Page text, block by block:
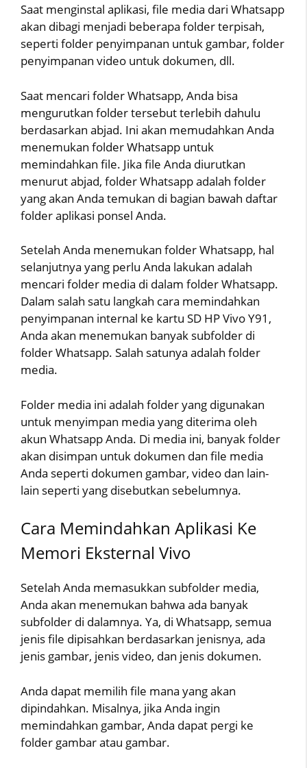
Saat menginstal aplikasi, file media dari Whatsapp
akan dibagi menjadi beberapa folder terpisah,
seperti folder penyimpanan untuk gambar, folder
penyimpanan video untuk dokumen, dll.
Saat mencari folder Whatsapp, Anda bisa
mengurutkan folder tersebut terlebih dahulu
berdasarkan abjad. Ini akan memudahkan Anda
menemukan folder Whatsapp untuk
memindahkan file. Jika file Anda diurutkan
menurut abjad, folder Whatsapp adalah folder
yang akan Anda temukan di bagian bawah daftar
folder aplikasi ponsel Anda.
Setelah Anda menemukan folder Whatsapp, hal
selanjutnya yang perlu Anda lakukan adalah
mencari folder media di dalam folder Whatsapp.
Dalam salah satu langkah cara memindahkan
penyimpanan internal ke kartu SD HP Vivo Y91,
Anda akan menemukan banyak subfolder di
folder Whatsapp. Salah satunya adalah folder
media.
Folder media ini adalah folder yang digunakan
untuk menyimpan media yang diterima oleh
akun Whatsapp Anda. Di media ini, banyak folder
akan disimpan untuk dokumen dan file media
Anda seperti dokumen gambar, video dan lain-
lain seperti yang disebutkan sebelumnya.
Cara Memindahkan Aplikasi Ke
Memori Eksternal Vivo
Setelah Anda memasukkan subfolder media,
Anda akan menemukan bahwa ada banyak
subfolder di dalamnya. Ya, di Whatsapp, semua
jenis file dipisahkan berdasarkan jenisnya, ada
jenis gambar, jenis video, dan jenis dokumen.
Anda dapat memilih file mana yang akan
dipindahkan. Misalnya, jika Anda ingin
memindahkan gambar, Anda dapat pergi ke
folder gambar atau gambar.